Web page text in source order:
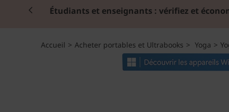
Étudiants et enseignants : vérifiez et
Accueil > Acheter portables et Ultrabooks > Yoga >